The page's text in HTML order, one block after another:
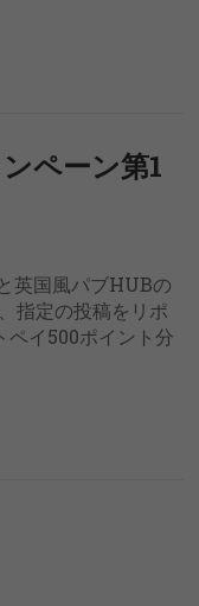
ペーン第1
英国風パブHUBの
指定の投稿をリポ
ペイ500ポイント分